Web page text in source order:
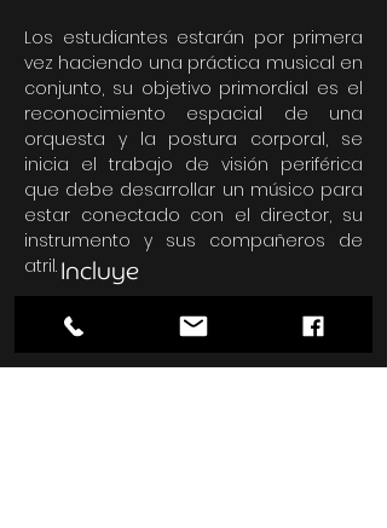
Incluye
Instrumento Principal (violín,
viola, cello o contrabajo)
Lenguaje Musical I
Los estudiantes estarán por primera
vez haciendo una práctica musical en
conjunto, su objetivo primordial es el
reconocimiento espacial de una
orquesta y la postura corporal, se
inicia el trabajo de visión periférica
que debe desarrollar un músico para
estar conectado con el director, su
instrumento y sus compañeros de
atril.